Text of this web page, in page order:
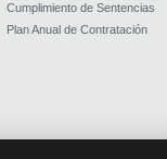
Cumplimiento de Sentencias
Plan Anual de Contratación